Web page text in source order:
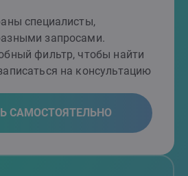
специалисты,
запросами.
фильтр, чтобы найти
на консультацию
САМОСТОЯТЕЛЬНО